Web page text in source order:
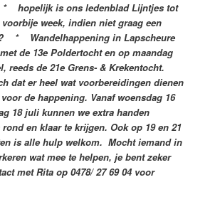
hopelijk is ons ledenblad Lijntjes tot
week, indien niet graag een
* Wandelhappening in Lapscheure
de 13e Poldertocht en op maandag
reeds de 21e Grens- & Krekentocht.
dat er heel wat voorbereidingen dienen
de happening. Vanaf woensdag 16
18 juli kunnen we extra handen
en klaar te krijgen. Ook op 19 en 21
is alle hulp welkom. Mocht iemand in
wat mee te helpen, je bent zeker
met Rita op 0478/ 27 69 04 voor